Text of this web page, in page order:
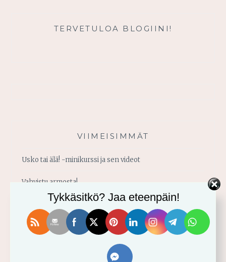
TERVETULOA BLOGIINI!
VIIMEISIMMÄT
Usko tai älä! -minikurssi ja sen videot
Vahvistu armosta!
Älä yritä omin voimin
Käytä saamaasi voimaa!
Tykkäsitkö? Jaa eteenpäin!